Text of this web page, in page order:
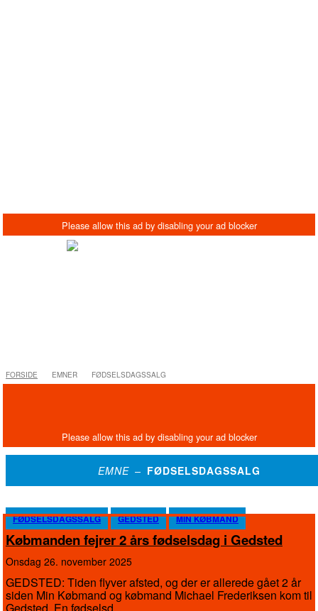
FORSIDE EMNER FØDSELSDAGSSALG
EMNE – FØDSELSDAGSSALG
FØDSELSDAGSSALG GEDSTED MIN KØBMAND
Købmanden fejrer 2 års fødselsdag i Gedsted
onsdag 26. november 2025
GEDSTED: Tiden flyver afsted, og der er allerede gået 2 år
siden Min Købmand og købmand Michael Frederiksen kom til